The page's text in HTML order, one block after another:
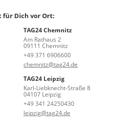
für Dich vor Ort:
TAG24 Chemnitz
Am Rathaus 2
09111 Chemnitz
+49 371 6906600
chemnitz@tag24.de
TAG24 Leipzig
Karl-Liebknecht-Straße 8
04107 Leipzig
+49 341 24250430
leipzig@tag24.de